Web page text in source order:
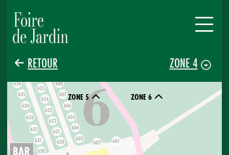
RETOUR ZONE 4
ZONE 6
ZONE 5